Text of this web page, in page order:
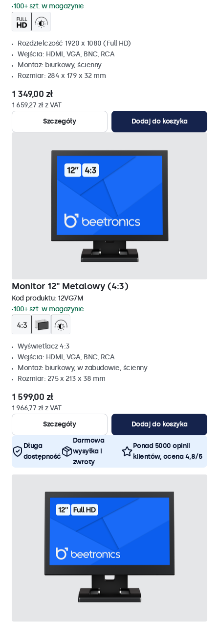
100+ szt. w magazynie
Rozdzielczość 1920 x 1080 (Full HD)
Wejścia: HDMI, VGA, BNC, RCA
Montaż: biurkowy, ścienny
Rozmiar: 284 x 179 x 32 mm
1 349,00 zł
1 659,27 zł z VAT
Szczegóły
Dodaj do koszyka
Monitor 12" Metalowy (4:3)
Kod produktu: 12VG7M
100+ szt. w magazynie
Wyświetlacz 4:3
Wejścia: HDMI, VGA, BNC, RCA
Montaż: biurkowy, w zabudowie, ścienny
Rozmiar: 275 x 213 x 38 mm
1 599,00 zł
1 966,77 zł z VAT
Szczegóły
Dodaj do koszyka
Długa
dostępność
Darmowa
wysyłka i
zwroty
Ponad 5000 opinii
klientów, ocena 4,8/5